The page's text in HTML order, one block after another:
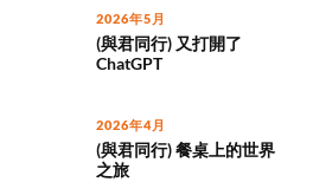
2026年5月
(與君同行) 又打開了
ChatGPT
2026年4月
(與君同行) 餐桌上的世界
之旅